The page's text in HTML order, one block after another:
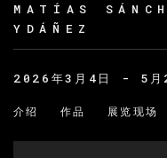
MATÍAS
YDÁÑEZ
2026年3月4日 - 5月
介绍 作品 展览现场